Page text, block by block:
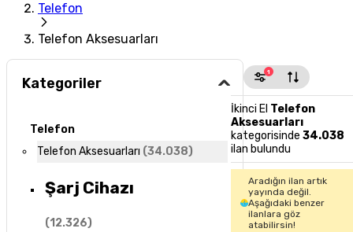
Telefon
Telefon Aksesuarları
Kategoriler
Telefon
Telefon Aksesuarları (34.038)
Şarj Cihazı
(12.326)
1
İkinci El Telefon
Aksesuarları
kategorisinde 34.038
ilan bulundu
Aradığın ilan artık
yayında değil.
Aşağıdaki benzer
ilanlara göz
atabilirsin!